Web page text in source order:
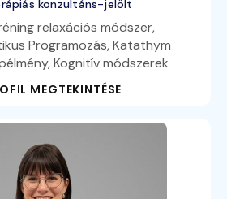
konzultáns-jelölt
relaxációs módszer,
Programozás, Katathym
Kognitív módszerek
MEGTEKINTÉSE